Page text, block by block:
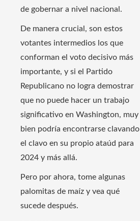
de gobernar a nivel nacional.
De manera crucial, son estos
votantes intermedios los que
conforman el voto decisivo más
importante, y si el Partido
Republicano no logra demostrar
que no puede hacer un trabajo
significativo en Washington, muy
bien podría encontrarse clavando
el clavo en su propio ataúd para
2024 y más allá.
Pero por ahora, tome algunas
palomitas de maíz y vea qué
sucede después.